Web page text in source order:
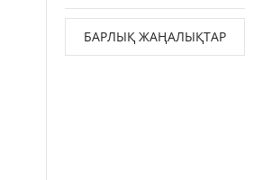
БАРЛЫҚ ЖАҢАЛЫҚТАР